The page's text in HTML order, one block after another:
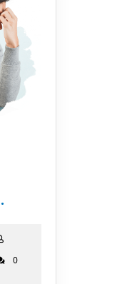
oireet.
0